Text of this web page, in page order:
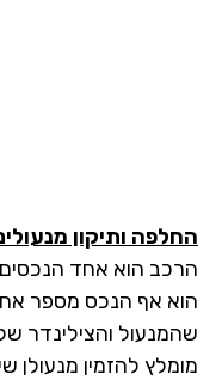
ותיקון מנעולים
הוא אחד הנכסים
אף הנכס מספר אחת
והצילינדר שלו
להזמין מנעולן